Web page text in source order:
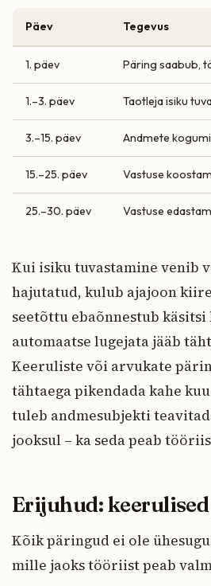
Päev Tegevus
1. päev Päring saabub,
1.–3. päev Taotleja isiku
3.–15. päev Andmete
15.–25. päev Vastuse
25.–30. päev Vastuse
Kui isiku tuvastamine venib
hajutatud, kulub ajajoon
seetõttu ebaõnnestub käsitsi
automaatse lugejata jääb
Keeruliste või arvukate
tähtaega pikendada kahe
tuleb andmesubjekti
jooksul – ka seda peab
Erijuhud:
Kõik päringud ei ole
mille jaoks tööriist peab